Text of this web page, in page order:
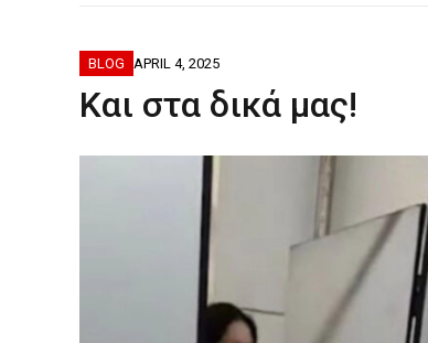
BLOG APRIL 4, 2025
Kαι στα δικά μας!